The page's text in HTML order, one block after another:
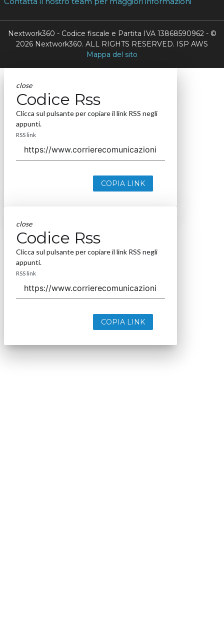
Nextwork360 - Codice fiscale e Partita IVA 13868590962 - ©
2026 Nextwork360. ALL RIGHTS RESERVED. ISP AWS
Mappa del sito
close
Codice Rss
Clicca sul pulsante per copiare il link RSS negli
appunti.
RSS link
COPIA LINK
close
Codice Rss
Clicca sul pulsante per copiare il link RSS negli
appunti.
RSS link
COPIA LINK